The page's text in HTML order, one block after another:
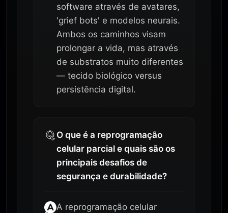
software através de avatares,
'grief bots' e modelos neurais.
Ambos os caminhos visam
prolongar a vida, mas através
de substratos muito diferentes
— tecido biológico versus
persistência digital.
O que é a reprogramação
celular parcial e quais são os
principais desafios de
segurança e durabilidade?
A reprogramação celular